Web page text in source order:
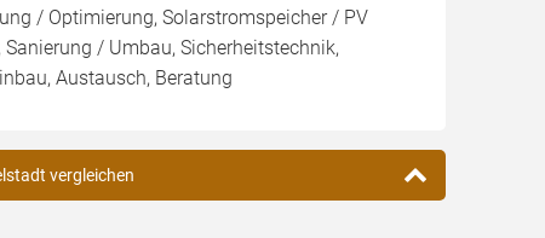
/ Optimierung, Solarstromspeicher / PV
Sanierung / Umbau, Sicherheitstechnik,
Austausch, Beratung
vergleichen